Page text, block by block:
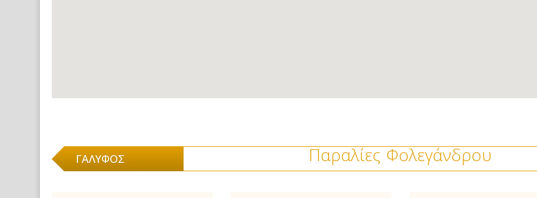
ΓΑΛΎΦΟΣ Παραλίες Φολεγάνδρου